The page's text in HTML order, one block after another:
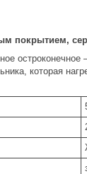
покрытием,
которая